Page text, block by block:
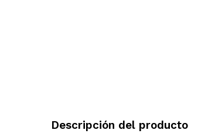
Descripción del producto